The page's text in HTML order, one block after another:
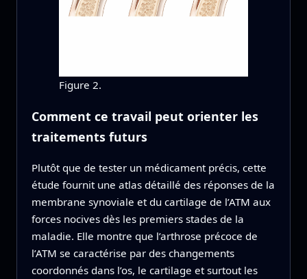
Figure 2.
Comment ce travail peut orienter les
traitements futurs
Plutôt que de tester un médicament précis, cette
étude fournit une atlas détaillé des réponses de la
membrane synoviale et du cartilage de l’ATM aux
forces nocives dès les premiers stades de la
maladie. Elle montre que l’arthrose précoce de
l’ATM se caractérise par des changements
coordonnés dans l’os, le cartilage et surtout les